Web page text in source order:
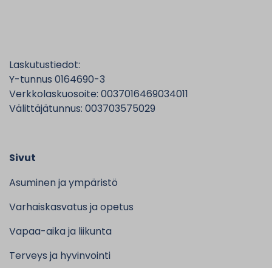
Laskutustiedot:
Y-tunnus 0164690-3
Verkkolaskuosoite: 0037016469034011
Välittäjätunnus: 003703575029
Sivut
Asuminen ja ympäristö
Varhaiskasvatus ja opetus
Vapaa-aika ja liikunta
Terveys ja hyvinvointi